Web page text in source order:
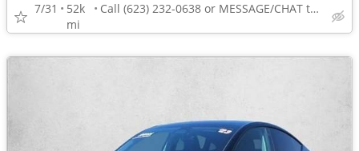
7/31
52k
mi
Call (623) 232-0638 or MESSAGE/CHAT to confirm availability